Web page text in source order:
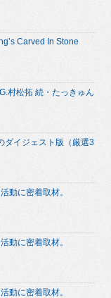
Carved In Stone
村松拓 続・たっきゅん
ダイジェスト版（厳選3
動に密着取材。
動に密着取材。
動に密着取材。